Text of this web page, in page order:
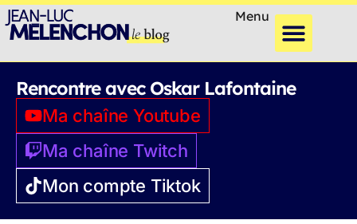
Menu
Rencontre avec Oskar Lafontaine
Ma chaîne Youtube
Ma chaîne Twitch
Mon compte Tiktok